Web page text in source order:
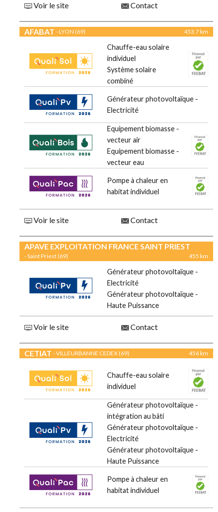
Voir le site Contact
AFABAT - LYON (69) 453.7 km
Chauffe-eau solaire
individuel
Système solaire
combiné
Générateur photovoltaïque -
Electricité
Equipement biomasse -
vecteur air
Equipement biomasse -
vecteur eau
Pompe à chaleur en
habitat individuel
Voir le site Contact
APAVE EXPLOITATION FRANCE SAINT PRIEST
- Saint Priest (69) 455 km
Générateur photovoltaïque -
Electricité
Générateur photovoltaïque -
Haute Puissance
Voir le site Contact
CETIAT - VILLEURBANNE CEDEX (69) 456 km
Chauffe-eau solaire
individuel
Générateur photovoltaïque -
intégration au bâti
Générateur photovoltaïque -
Electricité
Générateur photovoltaïque -
Haute Puissance
Pompe à chaleur en
habitat individuel